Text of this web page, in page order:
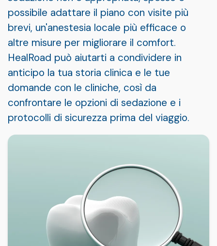
possibile adattare il piano con visite più
brevi, un'anestesia locale più efficace o
altre misure per migliorare il comfort.
HealRoad può aiutarti a condividere in
anticipo la tua storia clinica e le tue
domande con le cliniche, così da
confrontare le opzioni di sedazione e i
protocolli di sicurezza prima del viaggio.